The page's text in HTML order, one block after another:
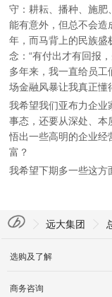
守：耕耘、播种、施肥
能有意外，但总不会
年，而马背上的民族盛
念：“有付出才有回报
多年来，我一直给员
场金融风暴让我真正懂
我希望我们亚布力企业
事态，还要从深处、本
悟出一些高明的企业经
富？
我希望下期多一些这方
远大集团
选购及了解
商务咨询